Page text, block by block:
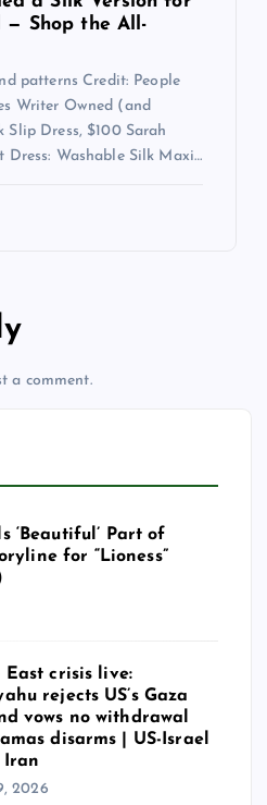
— Shop the All-
patterns Credit: People
Writer Owned (and
Slip Dress, $100 Sarah
Dress: Washable Silk Maxi…
a comment.
‘Beautiful’ Part of
for “Lioness”
East crisis live:
rejects US’s Gaza
vows no withdrawal
disarms | US-Israel
Iran
2026